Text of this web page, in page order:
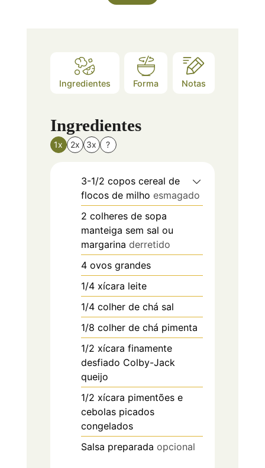
Ingredientes Forma Notas
Ingredientes
1x 2x 3x ?
3-1/2 copos cereal de
flocos de milho esmagado
2 colheres de sopa
manteiga sem sal ou
margarina derretido
4 ovos grandes
1/4 xícara leite
1/4 colher de chá sal
1/8 colher de chá pimenta
1/2 xícara finamente
desfiado Colby-Jack
queijo
1/2 xícara pimentões e
cebolas picados
congelados
Salsa preparada opcional